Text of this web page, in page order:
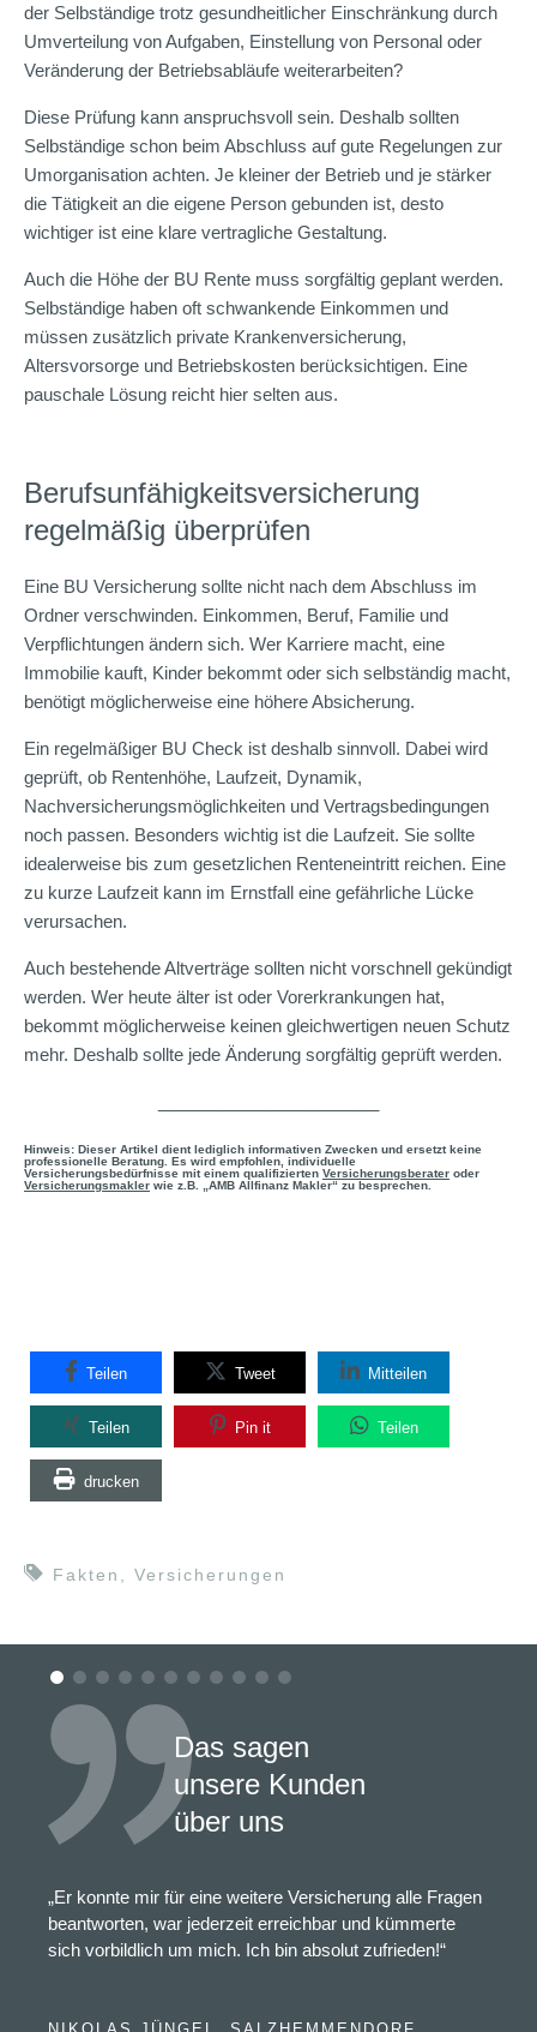
der Selbständige trotz gesundheitlicher Einschränkung durch
Umverteilung von Aufgaben, Einstellung von Personal oder
Veränderung der Betriebsabläufe weiterarbeiten?
Diese Prüfung kann anspruchsvoll sein. Deshalb sollten
Selbständige schon beim Abschluss auf gute Regelungen zur
Umorganisation achten. Je kleiner der Betrieb und je stärker
die Tätigkeit an die eigene Person gebunden ist, desto
wichtiger ist eine klare vertragliche Gestaltung.
Auch die Höhe der BU Rente muss sorgfältig geplant werden.
Selbständige haben oft schwankende Einkommen und
müssen zusätzlich private Krankenversicherung,
Altersvorsorge und Betriebskosten berücksichtigen. Eine
pauschale Lösung reicht hier selten aus.
Berufsunfähigkeitsversicherung
regelmäßig überprüfen
Eine BU Versicherung sollte nicht nach dem Abschluss im
Ordner verschwinden. Einkommen, Beruf, Familie und
Verpflichtungen ändern sich. Wer Karriere macht, eine
Immobilie kauft, Kinder bekommt oder sich selbständig macht,
benötigt möglicherweise eine höhere Absicherung.
Ein regelmäßiger BU Check ist deshalb sinnvoll. Dabei wird
geprüft, ob Rentenhöhe, Laufzeit, Dynamik,
Nachversicherungsmöglichkeiten und Vertragsbedingungen
noch passen. Besonders wichtig ist die Laufzeit. Sie sollte
idealerweise bis zum gesetzlichen Renteneintritt reichen. Eine
zu kurze Laufzeit kann im Ernstfall eine gefährliche Lücke
verursachen.
Auch bestehende Altverträge sollten nicht vorschnell gekündigt
werden. Wer heute älter ist oder Vorerkrankungen hat,
bekommt möglicherweise keinen gleichwertigen neuen Schutz
mehr. Deshalb sollte jede Änderung sorgfältig geprüft werden.
Hinweis: Dieser Artikel dient lediglich informativen Zwecken und ersetzt keine
professionelle Beratung. Es wird empfohlen, individuelle
Versicherungsbedürfnisse mit einem qualifizierten Versicherungsberater oder
Versicherungsmakler wie z.B. „AMB Allfinanz Makler“ zu besprechen.
Teilen Tweet Mitteilen
Teilen Pin it Teilen
drucken
Fakten Versicherungen
Das sagen
unsere Kunden
über uns
„Er konnte mir für eine weitere Versicherung alle Fragen
beantworten, war jederzeit erreichbar und kümmerte
sich vorbildlich um mich. Ich bin absolut zufrieden!“